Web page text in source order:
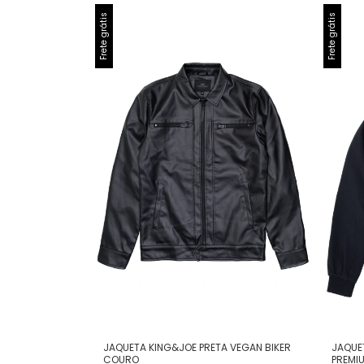
Frete grátis
JAQUETA KING&JOE PRETA VEGAN BIKER
COURO
Frete grátis